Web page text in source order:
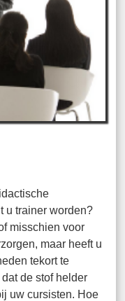
u trainer worden?
misschien voor
maar heeft u
tekort te
de stof helder
uw cursisten. Hoe